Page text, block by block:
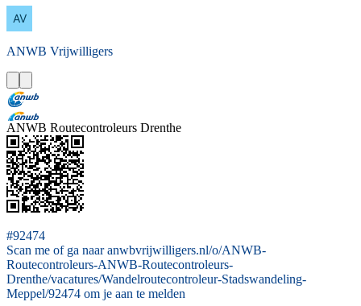
ANWB Vrijwilligers
ANWB Routecontroleurs Drenthe
#92474
Scan me of ga naar anwbvrijwilligers.nl/o/ANWB-
Routecontroleurs-ANWB-Routecontroleurs-
Drenthe/vacatures/Wandelroutecontroleur-Stadswandeling-
Meppel/92474 om je aan te melden